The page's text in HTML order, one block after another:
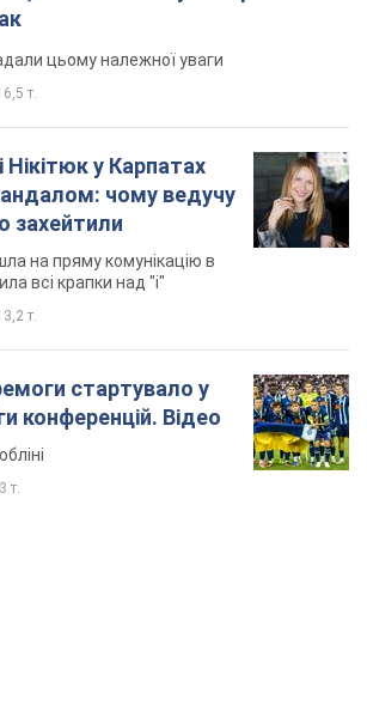
цьому належної уваги
т.
Нікітюк у Карпатах
чому ведучу
захейтили
на пряму комунікацію в
всі крапки над "і"
т.
стартувало у
конференцій. Відео
т.